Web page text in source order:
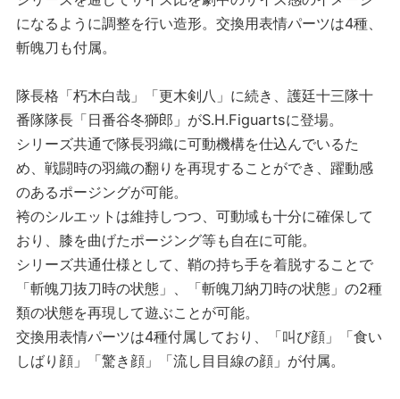
になるように調整を行い造形。交換用表情パーツは4種、
斬魄刀も付属。
隊長格「朽木白哉」「更木剣八」に続き、護廷十三隊十
番隊隊長「日番谷冬獅郎」がS.H.Figuartsに登場。
シリーズ共通で隊長羽織に可動機構を仕込んでいるた
め、戦闘時の羽織の翻りを再現することができ、躍動感
のあるポージングが可能。
袴のシルエットは維持しつつ、可動域も十分に確保して
おり、膝を曲げたポージング等も自在に可能。
シリーズ共通仕様として、鞘の持ち手を着脱することで
「斬魄刀抜刀時の状態」、「斬魄刀納刀時の状態」の2種
類の状態を再現して遊ぶことが可能。
交換用表情パーツは4種付属しており、「叫び顔」「食い
しばり顔」「驚き顔」「流し目目線の顔」が付属。